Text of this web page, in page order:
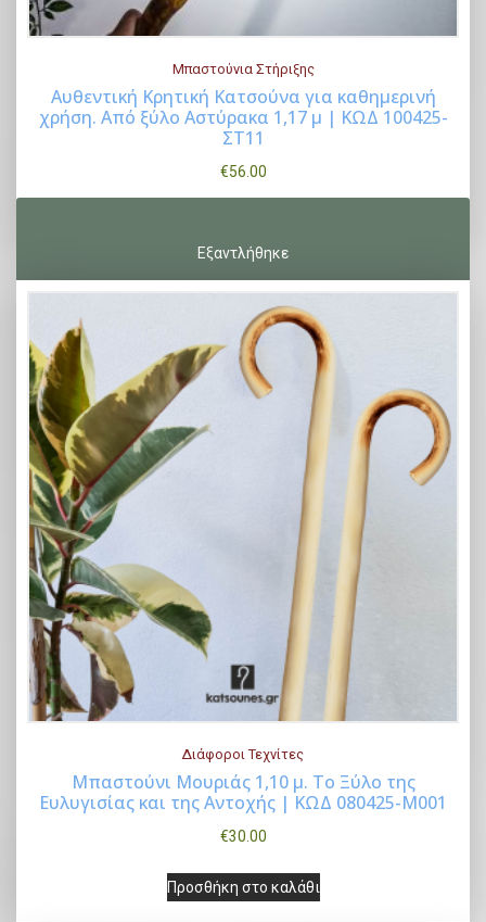
Buy Now
Μπαστούνια Στήριξης
Αυθεντική Κρητική Κατσούνα για καθημερινή
χρήση. Από ξύλο Αστύρακα 1,17 μ | ΚΩΔ 100425-
ΣΤ11
€56.00
Διάφοροι Τεχνίτες
Μπαστούνι Μουριάς 1,10 μ. Το Ξύλο της
Ευλυγισίας και της Αντοχής | ΚΩΔ 080425-Μ001
€30.00
Προσθήκη στο καλάθι